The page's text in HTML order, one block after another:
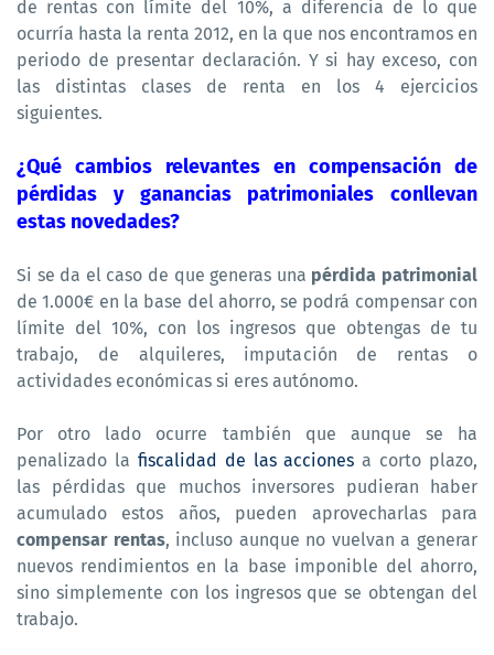
de rentas con límite del 10%, a diferencia de lo que
ocurría hasta la renta 2012, en la que nos encontramos en
periodo de presentar declaración. Y si hay exceso, con
las distintas clases de renta en los 4 ejercicios
siguientes.
¿Qué cambios relevantes en compensación de
pérdidas y ganancias patrimoniales conllevan
estas novedades?
Si se da el caso de que generas una pérdida patrimonial
de 1.000€ en la base del ahorro, se podrá compensar con
límite del 10%, con los ingresos que obtengas de tu
trabajo, de alquileres, imputación de rentas o
actividades económicas si eres autónomo.
Por otro lado ocurre también que aunque se ha
penalizado la fiscalidad de las acciones a corto plazo,
las pérdidas que muchos inversores pudieran haber
acumulado estos años, pueden aprovecharlas para
compensar rentas, incluso aunque no vuelvan a generar
nuevos rendimientos en la base imponible del ahorro,
sino simplemente con los ingresos que se obtengan del
trabajo.